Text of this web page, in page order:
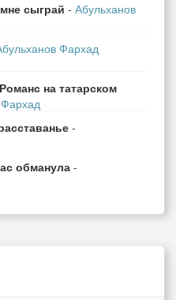
сыграй - Абульханов
Фархад
на татарском
-
обманула -